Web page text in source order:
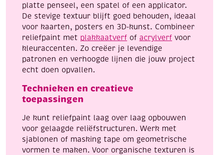
platte penseel, een spatel of een applicator.
De stevige textuur blijft goed behouden, ideaal
voor kaarten, posters en 3D‑kunst. Combineer
reliefpaint met plakkaatverf of acrylverf voor
kleuraccenten. Zo creëer je levendige
patronen en verhoogde lijnen die jouw project
echt doen opvallen.
Technieken en creatieve
toepassingen
Je kunt reliefpaint laag over laag opbouwen
voor gelaagde reliëfstructuren. Werk met
sjablonen of masking tape om geometrische
vormen te maken. Voor organische texturen is